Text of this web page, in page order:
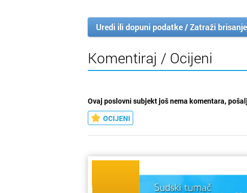
Uredi ili dopuni podatke / Zatraži brisanje
Komentiraj / Ocijeni
Ovaj poslovni subjekt još nema komentara,
OCIJENI